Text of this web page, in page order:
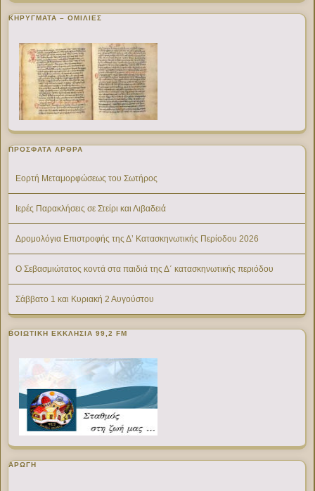
ΚΗΡΥΓΜΑΤΑ – ΟΜΙΛΙΕΣ
ΠΡΌΣΦΑΤΑ ΆΡΘΡΑ
Εορτή Μεταμορφώσεως του Σωτήρος
Ιερές Παρακλήσεις σε Στείρι και Λιβαδειά
Δρομολόγια Επιστροφής της Δ’ Κατασκηνωτικής Περίοδου 2026
Ο Σεβασμιώτατος κοντά στα παιδιά της Δ΄ κατασκηνωτικής περιόδου
Σάββατο 1 και Κυριακή 2 Αυγούστου
ΒΟΙΩΤΙΚΉ ΕΚΚΛΗΣΊΑ 99,2 FM
ΑΡΩΓΗ